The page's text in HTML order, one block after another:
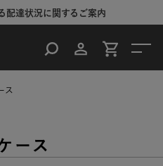
配達状況に関するご案内
ス
ース